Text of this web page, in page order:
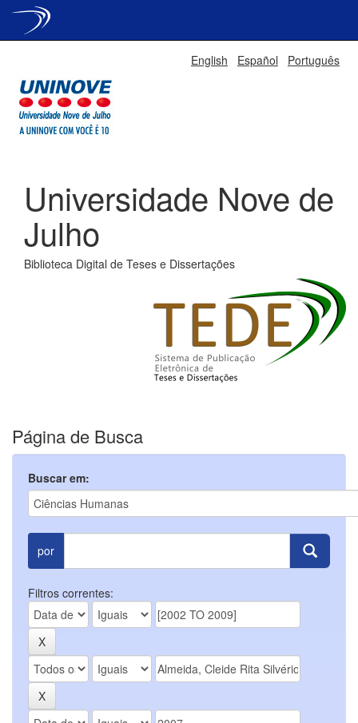
English Español Português
Universidade Nove de
Julho
Biblioteca Digital de Teses e Dissertações
Página de Busca
Buscar em:
por
Filtros correntes: